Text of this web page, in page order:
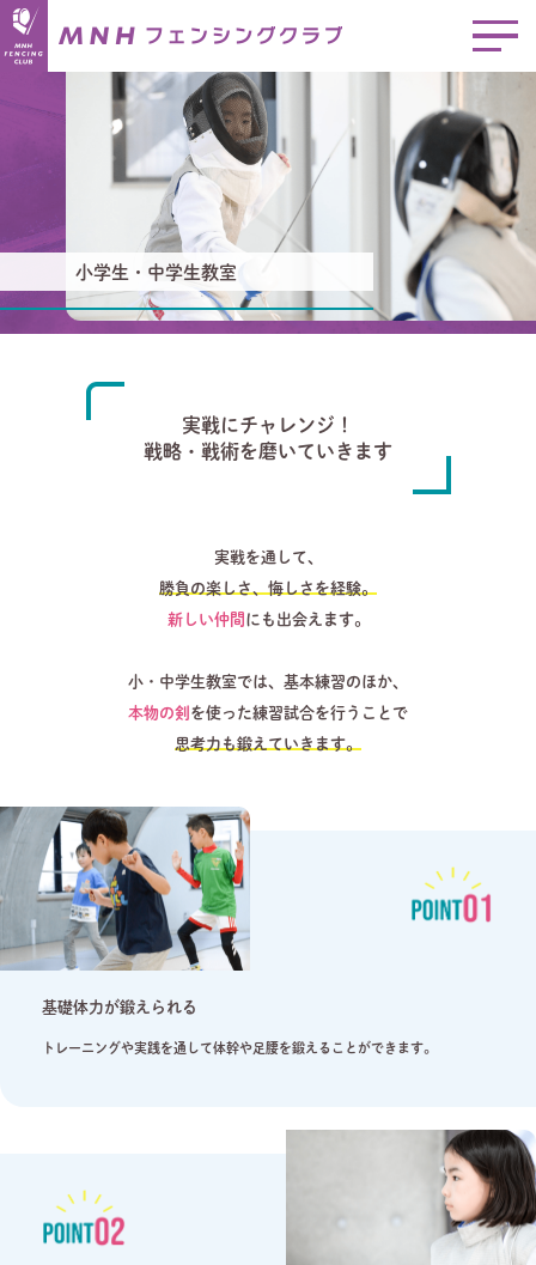
小学生・中学生教室
実戦にチャレンジ！
戦略・戦術を磨いていきます
実戦を通して、
勝負の楽しさ、悔しさを経験。
新しい仲間 にも出会えます。
小・中学生教室では、基本練習のほか、
本物の剣 を使った練習試合を行うことで
思考力も鍛えていきます。
基礎体力が鍛えられる
トレーニングや実践を通して体幹や足腰を鍛えることができます。